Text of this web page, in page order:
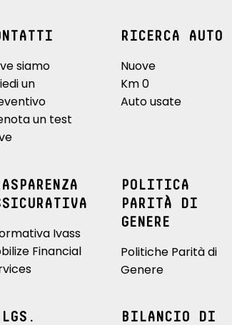
siamo
un
un test
RICERCA AUTO
Nuove
Km 0
Auto usate
Ivass
Financial
POLITICA
PARITÀ DI
GENERE
Politiche Parità di
Genere
BILANCIO DI